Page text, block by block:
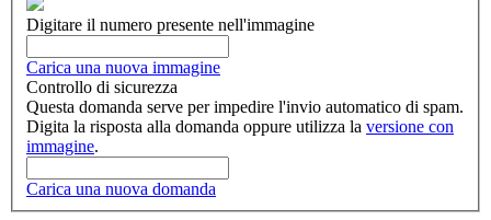
Digitare il numero presente nell'immagine
Carica una nuova immagine
Controllo di sicurezza
Questa domanda serve per impedire l'invio automatico di spam.
Digita la risposta alla domanda oppure utilizza la versione con
immagine.
Carica una nuova domanda